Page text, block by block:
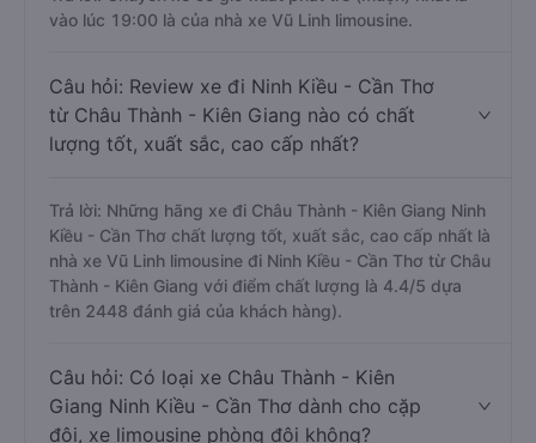
vào lúc 19:00 là của nhà xe Vũ Linh limousine.
Câu hỏi: Review xe đi Ninh Kiều - Cần Thơ
từ Châu Thành - Kiên Giang nào có chất
lượng tốt, xuất sắc, cao cấp nhất?
Trả lời: Những hãng xe đi Châu Thành - Kiên Giang Ninh
Kiều - Cần Thơ chất lượng tốt, xuất sắc, cao cấp nhất là
nhà xe Vũ Linh limousine đi Ninh Kiều - Cần Thơ từ Châu
Thành - Kiên Giang với điểm chất lượng là 4.4/5 dựa
trên 2448 đánh giá của khách hàng).
Câu hỏi: Có loại xe Châu Thành - Kiên
Giang Ninh Kiều - Cần Thơ dành cho cặp
đôi, xe limousine phòng đôi không?